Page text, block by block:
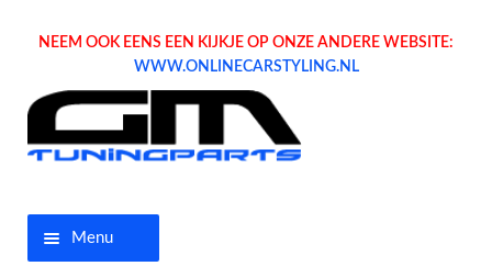
NEEM OOK EENS EEN KIJKJE OP ONZE ANDERE WEBSITE:
WWW.ONLINECARSTYLING.NL
Menu